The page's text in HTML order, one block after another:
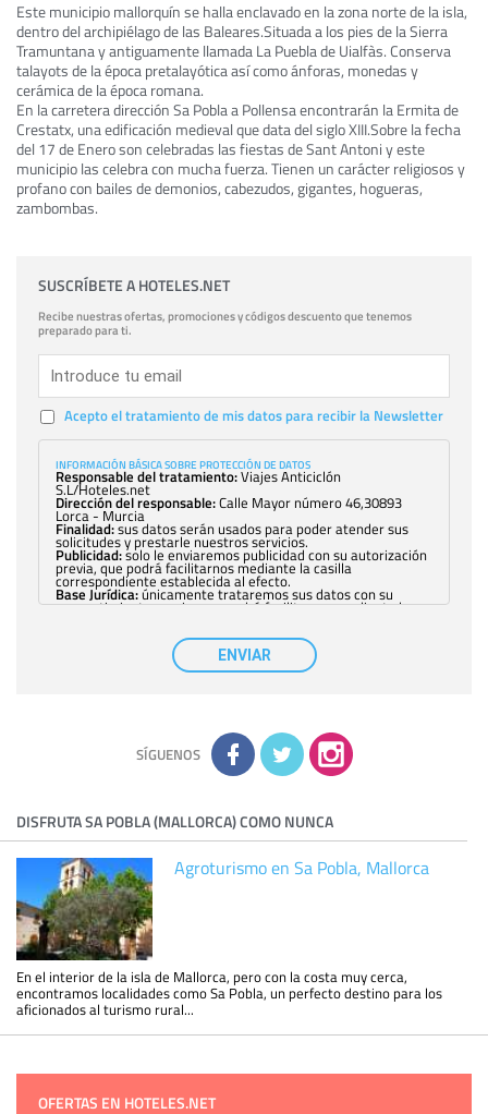
Este municipio mallorquín se halla enclavado en la zona norte de la isla,
dentro del archipiélago de las Baleares.Situada a los pies de la Sierra
Tramuntana y antiguamente llamada La Puebla de Uialfàs. Conserva
talayots de la época pretalayótica así como ánforas, monedas y
cerámica de la época romana.
En la carretera dirección Sa Pobla a Pollensa encontrarán la Ermita de
Crestatx, una edificación medieval que data del siglo XIII.Sobre la fecha
del 17 de Enero son celebradas las fiestas de Sant Antoni y este
municipio las celebra con mucha fuerza. Tienen un carácter religiosos y
profano con bailes de demonios, cabezudos, gigantes, hogueras,
zambombas.
SUSCRÍBETE A HOTELES.NET
Recibe nuestras ofertas, promociones y códigos descuento que tenemos
preparado para ti.
Acepto el tratamiento de mis datos para recibir la Newsletter
INFORMACIÓN BÁSICA SOBRE PROTECCIÓN DE DATOS
Responsable del tratamiento:Viajes Anticiclón
S.L/Hoteles.net
Dirección del responsable:Calle Mayor número 46,30893
Lorca - Murcia
Finalidad:sus datos serán usados para poder atender sus
solicitudes y prestarle nuestros servicios.
Publicidad:solo le enviaremos publicidad con su autorización
previa, que podrá facilitarnos mediante la casilla
correspondiente establecida al efecto.
Base Jurídica:únicamente trataremos sus datos con su
consentimiento previo, que podrá facilitarnos mediante la
con carácter general, sólo el personal de
nuestra entidad que esté debidamente autorizado podrá
tener conocimiento de la información que le pedimos. No se
comunicarán datos a terceros.
adicional y detallada sobre cómo tratamos sus datos en la
política de privacidad
ENVIAR
SÍGUENOS
DISFRUTA SA POBLA (MALLORCA) COMO NUNCA
Agroturismo en Sa Pobla, Mallorca
En el interior de la isla de Mallorca, pero con la costa muy cerca,
encontramos localidades como Sa Pobla, un perfecto destino para los
aficionados al turismo rural...
OFERTAS EN HOTELES.NET